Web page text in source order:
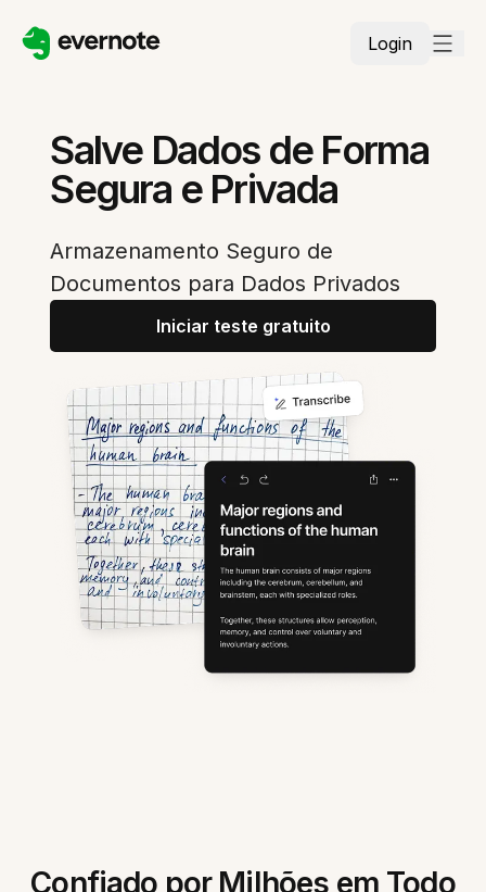
Login
Salve Dados de Forma
Segura e Privada
Armazenamento Seguro de
Documentos para Dados Privados
Iniciar teste gratuito
Confiado por Milhões em Todo